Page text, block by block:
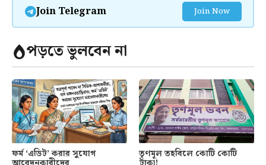
Join Telegram Join Now
পড়তে ভুলবেন না
ফর্ম ‘এডিট’ করার সুযোগ তৃণমূল তহবিলে কোটি কোটি